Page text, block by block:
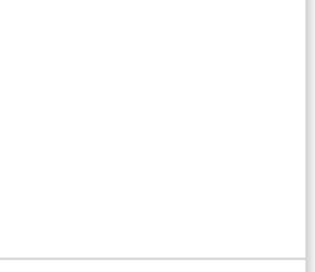
van TopParken
Het vakantiepark